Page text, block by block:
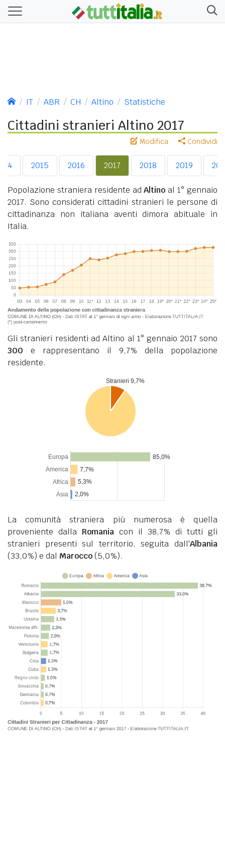
IT ABR CH Altino Statistiche
Cittadini stranieri Altino 2017
Modifica Condividi
2015 2016 2017 2018 2019
Popolazione straniera residente adAltino al 1° gennaio
2017. Sono considerati cittadini stranieri le persone di
cittadinanza non italiana aventi dimora abituale in
Italia.
Gli stranieri residenti ad Altino al 1° gennaio 2017 sono
300 e rappresentano il 9,7% della popolazione
residente.
La comunità straniera più numerosa è quella
proveniente dalla Romania con il 38,7% di tutti gli
stranieri presenti sul territorio, seguita dall'Albania
(33,0%) e dal Marocco(5,0%).